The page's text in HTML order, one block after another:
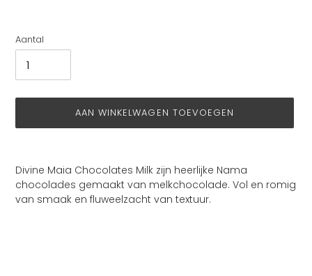
Aantal
AAN WINKELWAGEN TOEVOEGEN
toegevoegen
aan
je
winkelwagen
Divine Maia Chocolates Milk zijn heerlijke Nama
chocolades gemaakt van melkchocolade. Vol en romig
van smaak en fluweelzacht van textuur.